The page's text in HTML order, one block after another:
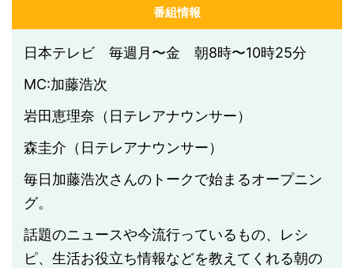
番組情報
日本テレビ 毎週月〜金 朝8時〜10時25分
MC:加藤浩次
岩田恵理奈（日テレアナウンサー）
森圭介（日テレアナウンサー）
毎日加藤浩次さんのトークで始まるオープニン
グ。
話題のニュースや今流行っているもの、レシ
ピ、生活お役立ち情報などを教えてくれる朝の